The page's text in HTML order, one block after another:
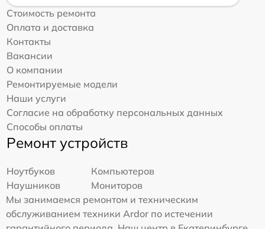
Стоимость ремонта
Оплата и доставка
Контакты
Вакансии
О компании
Ремонтируемые модели
Наши услуги
Согласие на обработку персональных данных
Способы оплаты
Ремонт устройств
Ноутбуков
Компьютеров
Наушников
Мониторов
Мы занимаемся ремонтом и техническим
обслуживанием техники Ardor по истечении